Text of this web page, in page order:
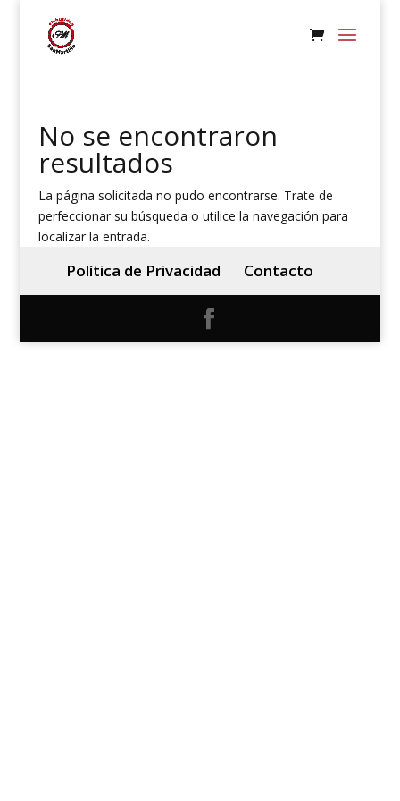
No se encontraron
resultados
La página solicitada no pudo encontrarse. Trate de
perfeccionar su búsqueda o utilice la navegación para
localizar la entrada.
Política de Privacidad Contacto